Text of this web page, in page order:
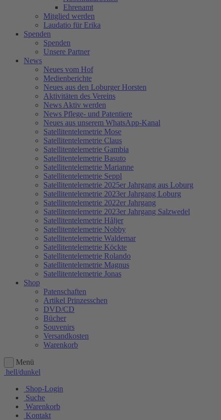
Ehrenamt
Mitglied werden
Laudatio für Erika
Spenden
Spenden
Unsere Partner
News
Neues vom Hof
Medienberichte
Neues aus den Loburger Horsten
Aktivitäten des Vereins
News Aktiv werden
News Pflege- und Patentiere
Neues aus unserem WhatsApp-Kanal
Satellitentelemetrie Mose
Satellitentelemetrie Claus
Satellitentelemetrie Gambia
Satellitentelemetrie Basuto
Satellitentelemetrie Marianne
Satellitentelemetrie Seppl
Satellitentelemetrie 2025er Jahrgang aus Loburg
Satellitentelemetrie 2023er Jahrgang Loburg
Satellitentelemetrie 2022er Jahrgang
Satellitentelemetrie 2023er Jahrgang Salzwedel
Satellitentelemetrie Håljer
Satellitentelemetrie Nobby
Satellitentelemetrie Waldemar
Satellitentelemetrie Köckte
Satellitentelemetrie Rolando
Satellitentelemetrie Magnus
Satellitentelemetrie Jonas
Shop
Patenschaften
Artikel Prinzesschen
DVD/CD
Bücher
Souvenirs
Versandkosten
Warenkorb
Menü
hell/dunkel
Shop-Login
Suche
Warenkorb
Kontakt